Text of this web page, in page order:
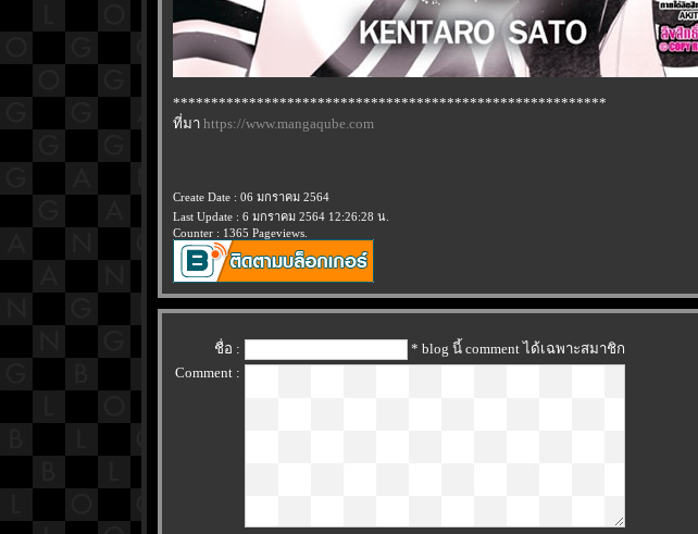
*********************************************************
ที่มา https://www.mangaqube.com
Create Date : 06 มกราคม 2564
Last Update : 6 มกราคม 2564 12:26:28 น.
Counter : 1365 Pageviews.
ชื่อ :
* blog นี้ comment ได้เฉพาะสมาชิก
Comment :